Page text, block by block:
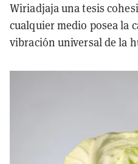
Wiriadjaja una tesis
cualquier medio posea la
vibración universal de la